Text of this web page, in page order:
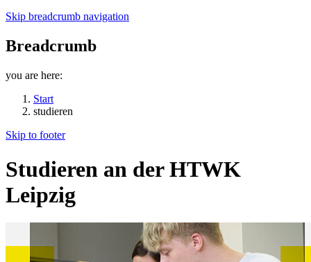
Skip breadcrumb navigation
Breadcrumb
you are here:
Start
studieren
Skip to footer
Studieren an der HTWK
Leipzig